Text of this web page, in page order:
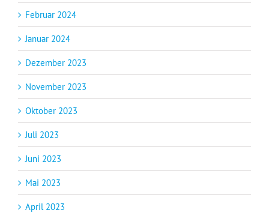
Februar 2024
Januar 2024
Dezember 2023
November 2023
Oktober 2023
Juli 2023
Juni 2023
Mai 2023
April 2023